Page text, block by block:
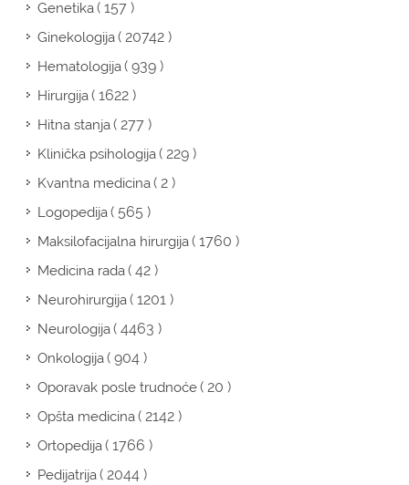
Genetika( 157 )
Ginekologija( 20742 )
Hematologija( 939 )
Hirurgija( 1622 )
Hitna stanja( 277 )
Klinička psihologija( 229 )
Kvantna medicina( 2 )
Logopedija( 565 )
Maksilofacijalna hirurgija( 1760 )
Medicina rada( 42 )
Neurohirurgija( 1201 )
Neurologija( 4463 )
Onkologija( 904 )
Oporavak posle trudnoće( 20 )
Opšta medicina( 2142 )
Ortopedija( 1766 )
Pedijatrija( 2044 )